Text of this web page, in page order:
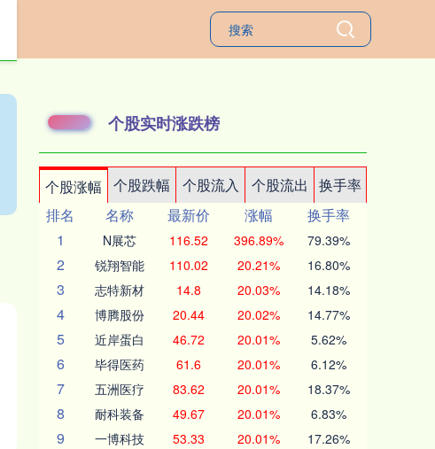
个股实时涨跌榜
个股涨幅 个股跌幅 个股流入 个股流出
换手率
排名
名称 最新价 涨幅
换手率
1
N展芯 116.52 396.89% 79.39%
2 锐翔智能 110.02 20.21% 16.80%
3 志特新材 14.8 20.03% 14.18%
4 博腾股份 20.44 20.02% 14.77%
5 近岸蛋白 46.72 20.01% 5.62%
6 毕得医药 61.6 20.01% 6.12%
7 五洲医疗 83.62 20.01% 18.37%
8 耐科装备 49.67 20.01% 6.83%
9 一博科技 53.33 20.01% 17.26%